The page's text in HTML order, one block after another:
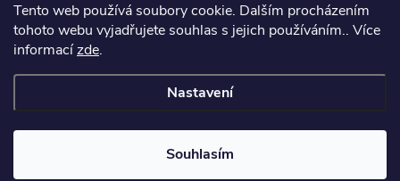
Tento web používá soubory cookie. Dalším procházením
tohoto webu vyjadřujete souhlas s jejich používáním.. Více
informacízde.
Nastavení
Souhlasím
Copyright 2026Style4.cz. Všechna práva vyhrazena.